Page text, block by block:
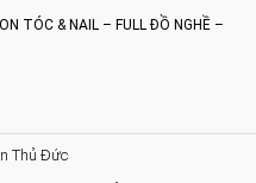
TÓC & NAIL – FULL ĐỒ NGHỀ –
Thủ Đức